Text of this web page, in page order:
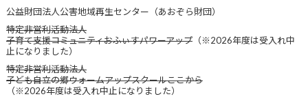
公益財団法人公害地域再生センター（あおぞら財団）
特定非営利活動法人
子育て支援コミュニティおふぃすパワーアップ（※2026年度は受入れ中
止になりました）
特定非営利活動法人
子ども自立の郷ウォームアップスクールここから
（※2026年度は受入れ中止になりました）